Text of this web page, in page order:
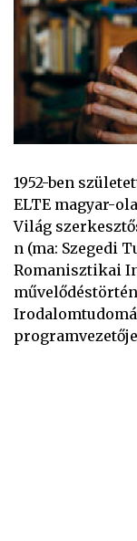
1952-ben
ELTE magyar-
Világ
n (ma: Szegedi
Romanisztikai